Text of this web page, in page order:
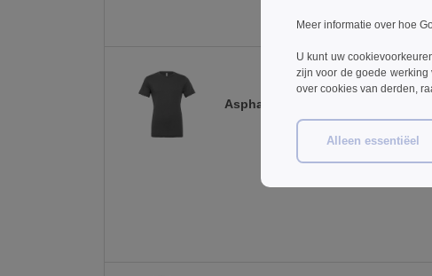
Asphalt
Meer informatie over hoe
U kunt uw
zijn voor de goede werking
over cookies van derden,
Alleen essentiëel